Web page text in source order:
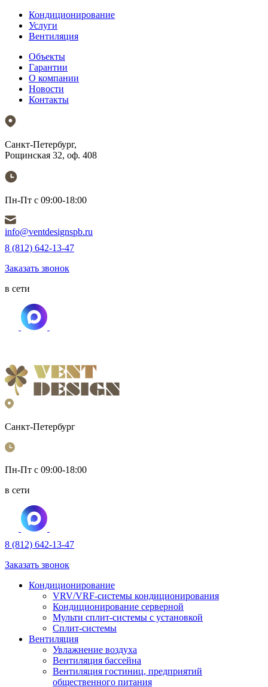
Кондиционирование
Услуги
Вентиляция
Объекты
Гарантии
О компании
Новости
Контакты
Санкт-Петербург,
Рощинская 32, оф. 408
Пн-Пт с 09:00-18:00
info@ventdesignspb.ru
8 (812) 642-13-47
Заказать звонок
в сети
Санкт-Петербург
Пн-Пт с 09:00-18:00
в сети
8 (812) 642-13-47
Заказать звонок
Кондиционирование
VRV/VRF-системы кондиционирования
Кондиционирование серверной
Мульти сплит-системы с установкой
Сплит-системы
Вентиляция
Увлажнение воздуха
Вентиляция бассейна
Вентиляция гостиниц, предприятий
общественного питания